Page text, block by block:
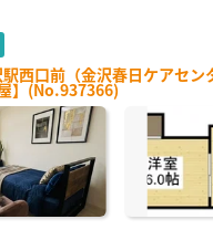
西口前（金沢春日ケアセン
】(No.937366)